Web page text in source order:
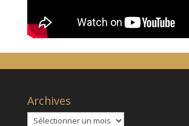
Archives
Archives